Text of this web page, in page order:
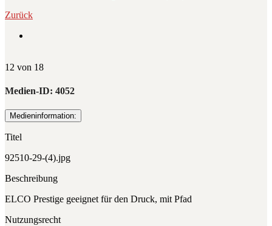
Zurück
12 von 18
Medien-ID: 4052
Medieninformation:
Titel
92510-29-(4).jpg
Beschreibung
ELCO Prestige geeignet für den Druck, mit Pfad
Nutzungsrecht